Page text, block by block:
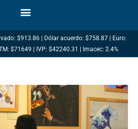
$913.86 | Dólar acuerdo: $758.87 | Euro:
$71649 | IVP: $42240.31 | Imacec: 2.4%